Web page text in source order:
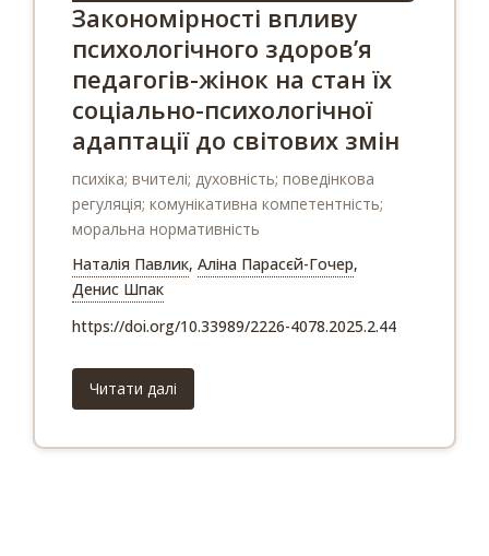
Закономірності впливу
психологічного здоров’я
педагогів-жінок на стан їх
соціально-психологічної
адаптації до світових змін
психіка; вчителі; духовність; поведінкова
регуляція; комунікативна компетентність;
моральна нормативність
Наталія Павлик, Аліна Парасєй-Гочер,
Денис Шпак
https://doi.org/10.33989/2226-4078.2025.2.44
Читати далі